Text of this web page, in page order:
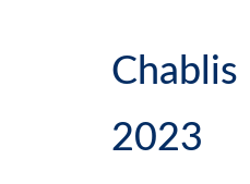
Chablis
2023